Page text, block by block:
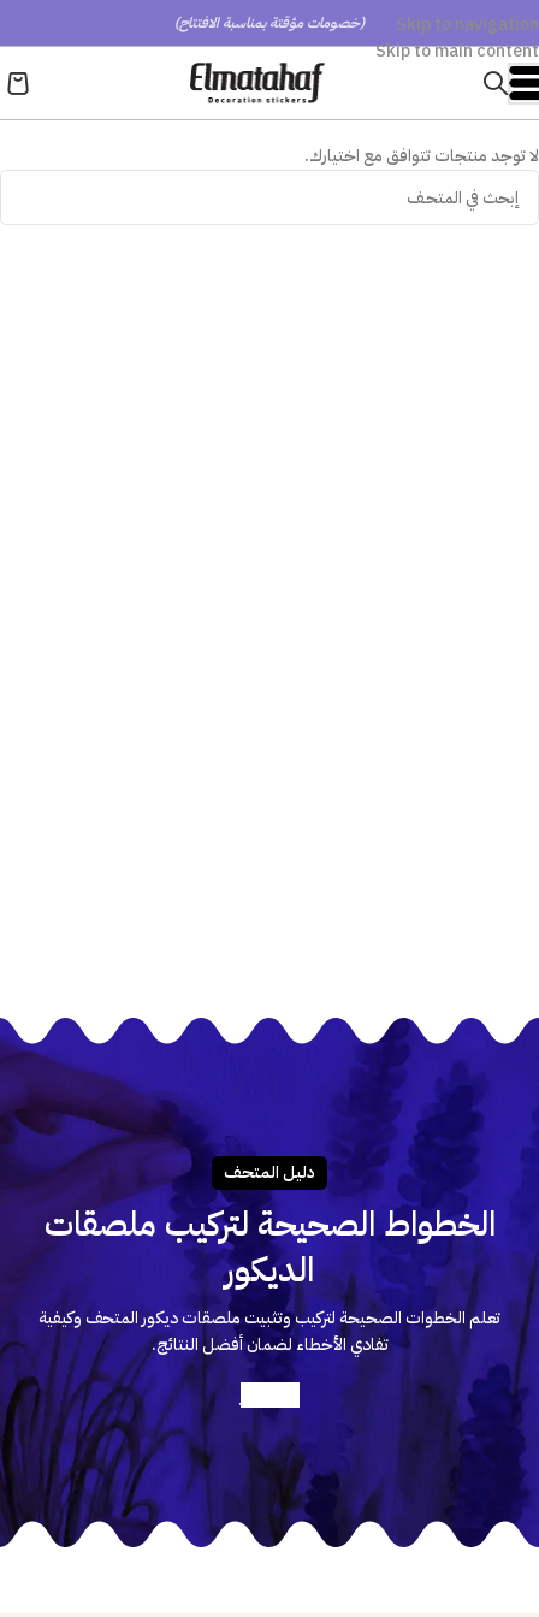
Skip to navigation
Skip to main content
(خصومات مؤقتة بمناسبة الافتتاح)
لا توجد منتجات تتوافق مع اختيارك.
دليـل المتحـف
الخطواط الصحيحة لتركيب ملصقات
الديكور
تعلم الخطوات الصحيحة لتركيب وتثبيت ملصقات ديكور المتحف وكيفية
تفادي الأخطاء لضمان أفضل النتائج.